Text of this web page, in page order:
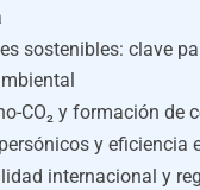
sostenibles: clave
CO₂ y formación de
y eficiencia
internacional y